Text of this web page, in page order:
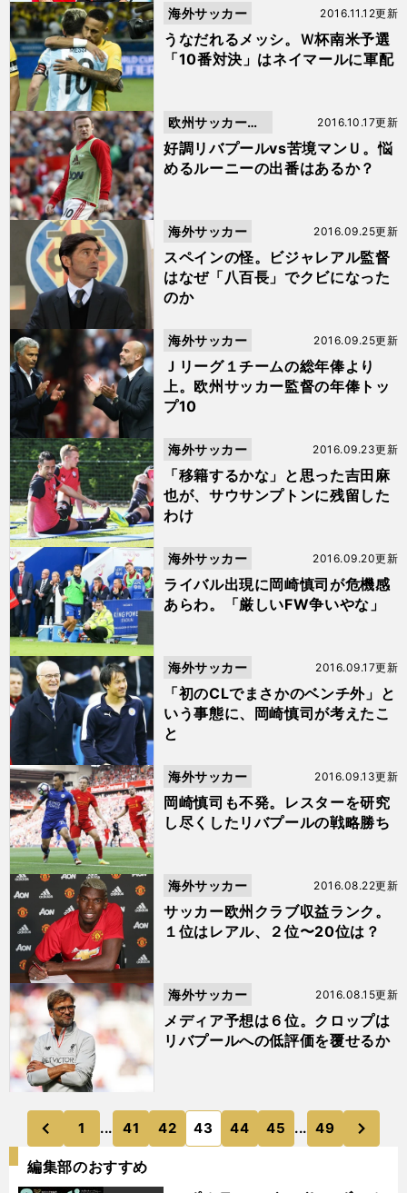
うなだれるメッシ。Ｗ杯南米予選
「10番対決」はネイマールに軍配
2016.11.12更新
海外サッカー
好調リバプールvs苦境マンＵ。悩
めるルーニーの出番はあるか？
2016.10.17更新
欧州サッカーニ
ュース
スペインの怪。ビジャレアル監督
はなぜ「八百長」でクビになった
のか
2016.09.25更新
海外サッカー
Ｊリーグ１チームの総年俸より
上。欧州サッカー監督の年俸トッ
プ10
2016.09.25更新
海外サッカー
「移籍するかな」と思った吉田麻
也が、サウサンプトンに残留した
わけ
2016.09.23更新
海外サッカー
ライバル出現に岡崎慎司が危機感
あらわ。「厳しいFW争いやな」
2016.09.20更新
海外サッカー
「初のCLでまさかのベンチ外」と
いう事態に、岡崎慎司が考えたこ
と
2016.09.17更新
海外サッカー
岡崎慎司も不発。レスターを研究
し尽くしたリバプールの戦略勝ち
2016.09.13更新
海外サッカー
サッカー欧州クラブ収益ランク。
１位はレアル、２位〜20位は？
2016.08.22更新
海外サッカー
メディア予想は６位。クロップは
リバプールへの低評価を覆せるか
2016.08.15更新
海外サッカー
前
1 ... 41 42 43 44 45 ... 49
のページへ
編集部のおすすめ